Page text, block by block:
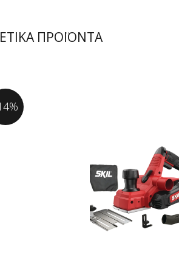
ΠΡΟΪΟΝΤΑ